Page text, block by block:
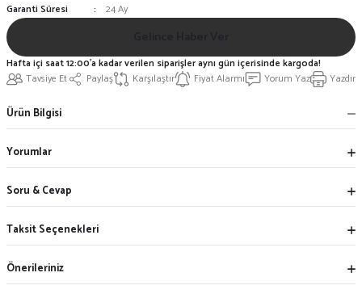
Garanti Süresi
24 Ay
Tavsiye Et Paylaş Karşılaştır Fiyat Alarmı Yorum Yaz Yazdır
Hafta içi saat 12:00'a kadar verilen siparişler aynı gün içerisinde kargoda!
Ürün Bilgisi
Yorumlar
Soru & Cevap
Taksit Seçenekleri
Önerileriniz